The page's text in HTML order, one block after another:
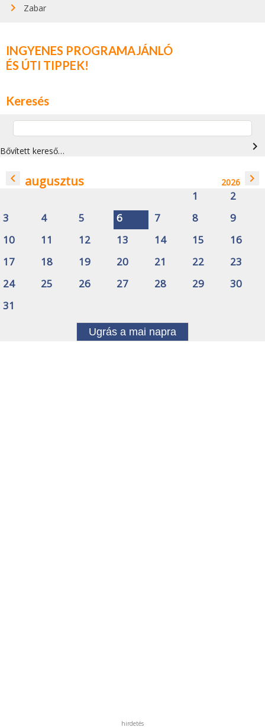
Zabar
INGYENES PROGRAMAJÁNLÓ
ÉS ÚTI TIPPEK!
Keresés
Bővített kereső… navigate_next
navigate_before augusztus 2026 navigate_next
1
2
3
4 5 6 7 8
9
10
11 12 13 14 15
16
17
18 19 20 21 22
23
24
25 26 27 28 29
30
31
Ugrás a mai napra
hirdetés